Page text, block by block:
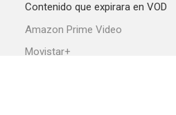
Contenido que expirara en VOD
Amazon Prime Video
Movistar+